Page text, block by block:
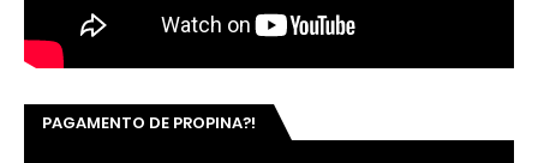
PAGAMENTO DE PROPINA?!